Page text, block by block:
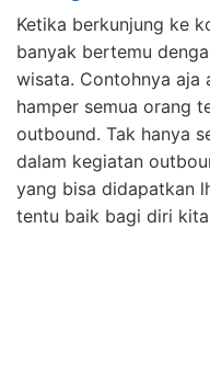
Ketika berkunjung ke
banyak bertemu
wisata. Contohnya aja
hamper semua orang
outbound. Tak hanya
dalam kegiatan
yang bisa didapatkan
tentu baik bagi diri